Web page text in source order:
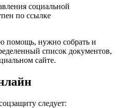
социальной
по ссылке
помощь, нужно собрать и
список документов,
сайте.
следует: